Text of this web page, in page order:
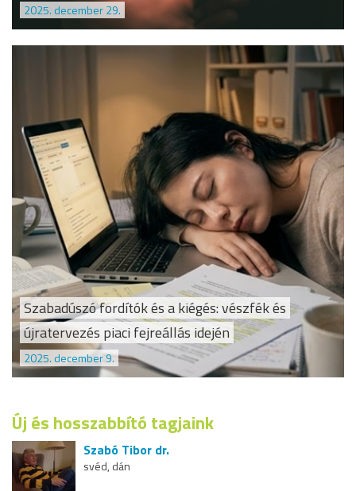
2025. december 29.
Szabadúszó fordítók és a kiégés: vészfék és
újratervezés piaci fejreállás idején
2025. december 9.
Új és hosszabbító tagjaink
Szabó Tibor dr.
svéd, dán